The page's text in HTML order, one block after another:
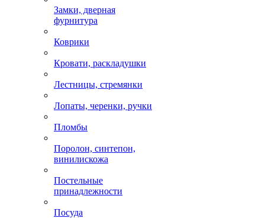
Замки, дверная
фурнитура
Коврики
Кровати, раскладушки
Лестницы, стремянки
Лопаты, черенки, ручки
Пломбы
Поролон, синтепон,
винилискожа
Постельные
принадлежности
Посуда